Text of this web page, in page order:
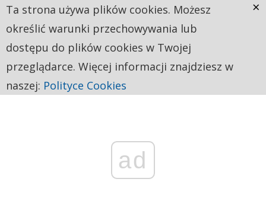
ad
Ta strona używa plików cookies. Możesz
określić warunki przechowywania lub
dostępu do plików cookies w Twojej
przeglądarce. Więcej informacji znajdziesz w
naszej: Polityce Cookies
×